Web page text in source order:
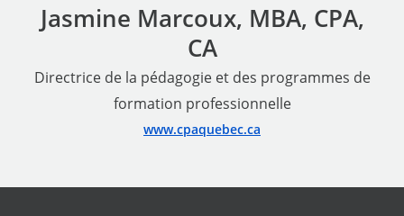
Jasmine Marcoux, MBA, CPA,
CA
Directrice de la pédagogie et des programmes de
formation professionnelle
www.cpaquebec.ca